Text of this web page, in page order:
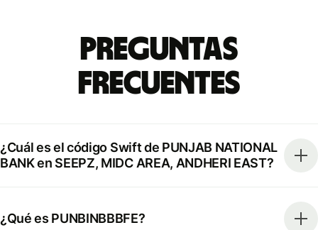
Preguntas
Frecuentes
¿Cuál es el código Swift de PUNJAB NATIONAL
BANK en SEEPZ, MIDC AREA, ANDHERI EAST?
¿Qué es PUNBINBBBFE?